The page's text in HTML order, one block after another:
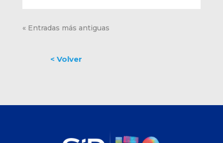
« Entradas más antiguas